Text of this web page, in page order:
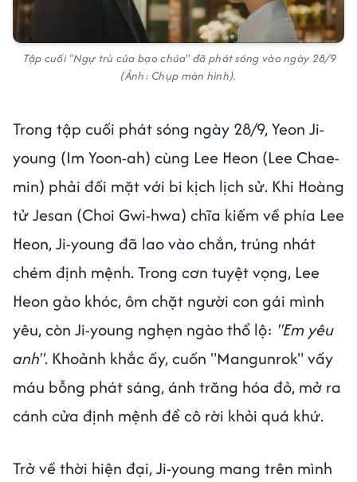
Tập cuối "Ngự trù của bạo chúa" đã phát sóng vào ngày 28/9
(Ảnh: Chụp màn hình).
Trong tập cuối phát sóng ngày 28/9, Yeon Ji-
young (Im Yoon-ah) cùng Lee Heon (Lee Chae-
min) phải đối mặt với bi kịch lịch sử. Khi Hoàng
tử Jesan (Choi Gwi-hwa) chĩa kiếm về phía Lee
Heon, Ji-young đã lao vào chắn, trúng nhát
chém định mệnh. Trong cơn tuyệt vọng, Lee
Heon gào khóc, ôm chặt người con gái mình
yêu, còn Ji-young nghẹn ngào thổ lộ: "Em yêu
anh". Khoảnh khắc ấy, cuốn "Mangunrok" vấy
máu bỗng phát sáng, ánh trăng hóa đỏ, mở ra
cánh cửa định mệnh để cô rời khỏi quá khứ.
Trở về thời hiện đại, Ji-young mang trên mình